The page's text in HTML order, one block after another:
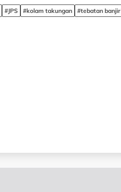
#JPS #kolam takungan
#tebatan banjir